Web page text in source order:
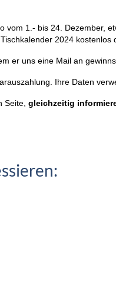
vom 1.- bis 24. Dezember,
2024 kostenlos
er uns eine Mail an
Ihre Daten
Seite, gleichzeitig